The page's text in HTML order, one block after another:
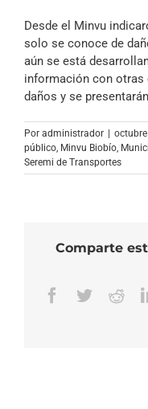
Desde el Minvu
solo se conoce de
aún se está
información con otras
daños y se
Por administrador octubre
público, Minvu Biobío,
Seremi de Transportes
Comparte
Facebook
Twitter